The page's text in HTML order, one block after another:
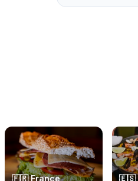
🇫🇷 France 🇪🇸